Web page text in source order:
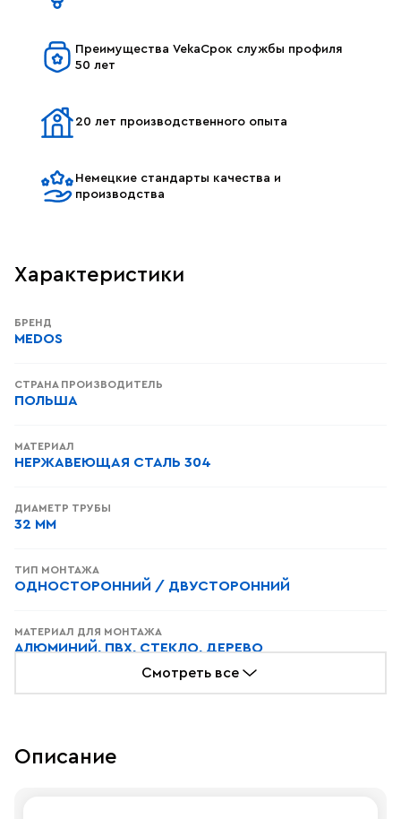
Преимущества VekaСрок службы профиля
50 лет
20 лет производственного опыта
Немецкие стандарты качества и
производства
Характеристики
БРЕНД
MEDOS
СТРАНА ПРОИЗВОДИТЕЛЬ
ПОЛЬША
МАТЕРИАЛ
НЕРЖАВЕЮЩАЯ СТАЛЬ 304
ДИАМЕТР ТРУБЫ
32 ММ
ТИП МОНТАЖА
ОДНОСТОРОННИЙ / ДВУСТОРОННИЙ
МАТЕРИАЛ ДЛЯ МОНТАЖА
АЛЮМИНИЙ, ПВХ, СТЕКЛО, ДЕРЕВО
Смотреть все
Описание